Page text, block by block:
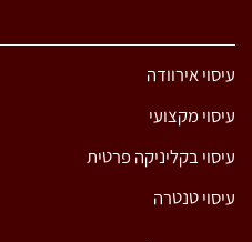
עיסוי אירוודה
עיסוי מקצועי
עיסוי בקליניקה פרטית
עיסוי טנטרה